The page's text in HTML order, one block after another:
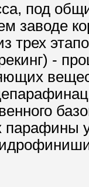
под
заводе
трех
-
парафины